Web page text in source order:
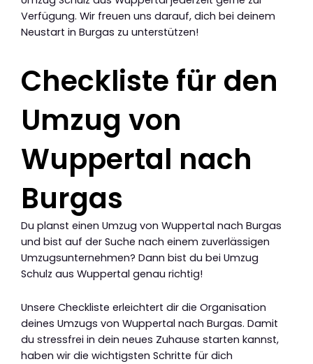
Verfügung. Wir freuen uns darauf, dich bei deinem
Neustart in Burgas zu unterstützen!
Checkliste für den
Umzug von
Wuppertal nach
Burgas
Du planst einen Umzug von Wuppertal nach Burgas
und bist auf der Suche nach einem zuverlässigen
Umzugsunternehmen? Dann bist du bei Umzug
Schulz aus Wuppertal genau richtig!
Unsere Checkliste erleichtert dir die Organisation
deines Umzugs von Wuppertal nach Burgas. Damit
du stressfrei in dein neues Zuhause starten kannst,
haben wir die wichtigsten Schritte für dich